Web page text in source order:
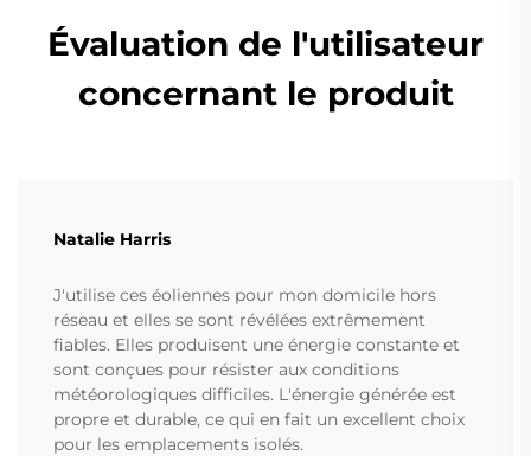
Évaluation de l'utilisateur
concernant le produit
Natalie Harris
J'utilise ces éoliennes pour mon domicile hors
réseau et elles se sont révélées extrêmement
fiables. Elles produisent une énergie constante et
sont conçues pour résister aux conditions
météorologiques difficiles. L'énergie générée est
propre et durable, ce qui en fait un excellent choix
pour les emplacements isolés.